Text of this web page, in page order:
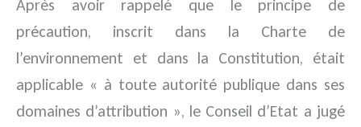
Après avoir rappelé que le principe de
précaution, inscrit dans la Charte de
l’environnement et dans la Constitution, était
applicable « à toute autorité publique dans ses
domaines d’attribution », le Conseil d’Etat a jugé